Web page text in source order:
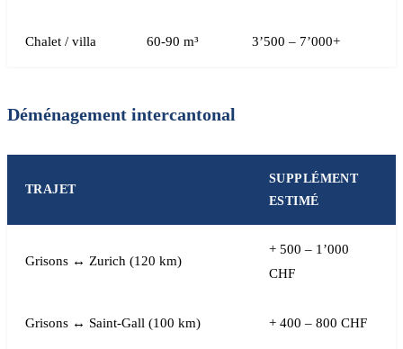
Chalet / villa 60-90 m³ 3’500 – 7’000+
Déménagement intercantonal
TRAJET
SUPPLÉMENT
ESTIMÉ
Grisons ↔ Zurich (120 km)
+ 500 – 1’000
CHF
Grisons ↔ Saint-Gall (100 km) + 400 – 800 CHF